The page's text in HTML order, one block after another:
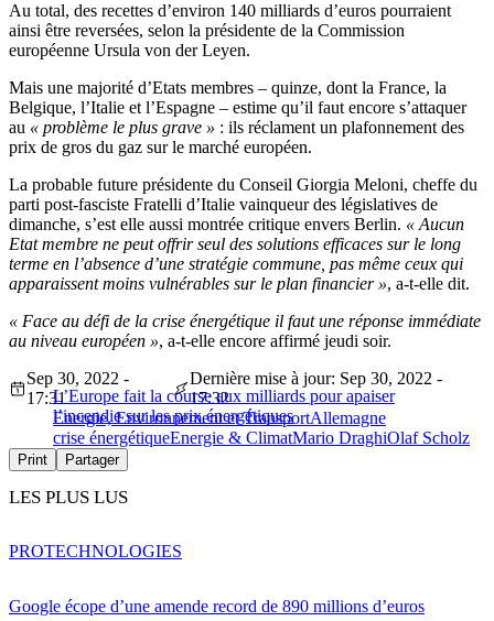
Au total, des recettes d’environ 140 milliards d’euros pourraient
ainsi être reversées, selon la présidente de la Commission
européenne Ursula von der Leyen.
Mais une majorité d’Etats membres – quinze, dont la France, la
Belgique, l’Italie et l’Espagne – estime qu’il faut encore s’attaquer
au « problème le plus grave » : ils réclament un plafonnement des
prix de gros du gaz sur le marché européen.
La probable future présidente du Conseil Giorgia Meloni, cheffe du
parti post-fasciste Fratelli d’Italie vainqueur des législatives de
dimanche, s’est elle aussi montrée critique envers Berlin. « Aucun
Etat membre ne peut offrir seul des solutions efficaces sur le long
terme en l’absence d’une stratégie commune, pas même ceux qui
apparaissent moins vulnérables sur le plan financier », a-t-elle dit.
« Face au défi de la crise énergétique il faut une réponse immédiate
au niveau européen », a-t-elle encore affirmé jeudi soir.
L’Europe fait la course aux milliards pour apaiser
l’incendie sur les prix énergétiques
Sep 30, 2022 -
17:31
Dernière mise à jour: Sep 30, 2022 -
17:32
Energie, Environnement et TransportAllemagne
crise énergétiqueEnergie & ClimatMario DraghiOlaf Scholz
Print Partager
LES PLUS LUS
Google écope d’une amende record de 890 millions d’euros
PROTECHNOLOGIES